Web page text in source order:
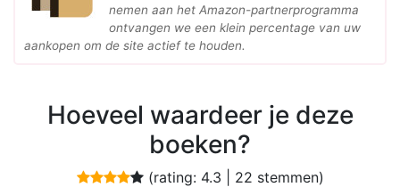
nemen aan het Amazon-partnerprogramma
ontvangen we een klein percentage van uw
aankopen om de site actief te houden.
Hoeveel waardeer je deze
boeken?
(rating: 4.3 22 stemmen)